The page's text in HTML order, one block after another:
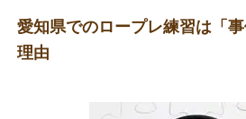
愛知県でのロープレ練習は「
理由